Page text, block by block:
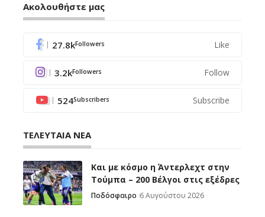
Ακολουθήστε μας
27.8kFollowers Like
3.2kFollowers Follow
524Subscribers Subscribe
ΤΕΛΕΥΤΑΙΑ ΝΕΑ
Και με κόσμο η Άντερλεχτ στην
Τούμπα – 200 Βέλγοι στις εξέδρες
Ποδόσφαιρο 6 Αυγούστου 2026